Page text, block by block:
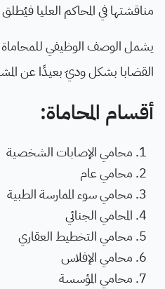
مناقشتها في المحاكم العليا
يشمل الوصف الوظيفي للمحاماة
القضابا بشكل وديّ بعيدًا عن
أقسام المحاماة:
محامي الإصابات الشخصية
محامي عام
محامي سوء الممارسة الطبية
المحامي الجنائي
محامي التخطيط العقاري
محامي الإفلاس
محامي المؤسسة